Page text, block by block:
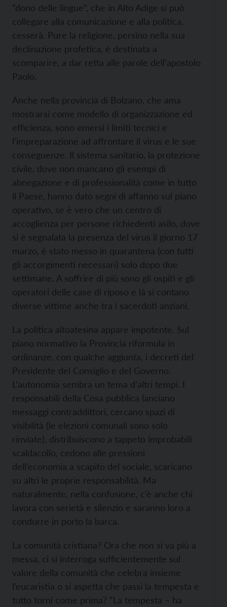
“dono delle lingue”, che in Alto Adige si può
collegare alla comunicazione e alla politica,
cesserà. Pure la religione, persino nella sua
declinazione profetica, è destinata a
scomparire, a dar retta alle parole dell’apostolo
Paolo.
Anche nella provincia di Bolzano, che ama
mostrarsi come modello di organizzazione ed
efficienza, sono emersi i limiti tecnici e
l’impreparazione ad affrontare il virus e le sue
conseguenze. Il sistema sanitario, la protezione
civile, dove non mancano gli esempi di
abnegazione e di professionalità come in tutto
il Paese, hanno dato segni di affanno sul piano
operativo, se è vero che un centro di
accoglienza per persone richiedenti asilo, dove
si è segnalata la presenza del virus il giorno 17
marzo, è stato messo in quarantena (con tutti
gli accorgimenti necessari) solo dopo due
settimane. A soffrire di più sono gli ospiti e gli
operatori delle case di riposo e là si contano
diverse vittime anche tra i sacerdoti anziani.
La politica altoatesina appare impotente. Sul
piano normativo la Provincia riformula in
ordinanze, con qualche aggiunta, i decreti del
Presidente del Consiglio e del Governo.
L’autonomia sembra un tema d’altri tempi. I
responsabili della Cosa pubblica lanciano
messaggi contraddittori, cercano spazi di
visibilità (le elezioni comunali sono solo
rinviate), distribuiscono a tappeto improbabili
scaldacollo, cedono alle pressioni
dell’economia a scapito del sociale, scaricano
su altri le proprie responsabilità. Ma
naturalmente, nella confusione, c’è anche chi
lavora con serietà e silenzio e saranno loro a
condurre in porto la barca.
La comunità cristiana? Ora che non si va più a
messa, ci si interroga sufficientemente sul
valore della comunità che celebra insieme
l’eucaristia o si aspetta che passi la tempesta e
tutto torni come prima? “La tempesta – ha